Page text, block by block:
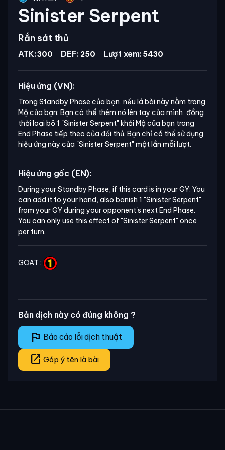
Sinister Serpent
Rắn sát thủ
ATK:300 DEF: 250 Lượt xem: 5430
Hiệu ứng (VN):
Trong Standby Phase của bạn, nếu lá bài này nằm trong
Mộ của bạn: Bạn có thể thêm nó lên tay của mình, đồng
thời loại bỏ 1 "Sinister Serpent"khỏi Mộ của bạn trong
End Phase tiếp theo của đối thủ. Bạn chỉ có thể sử dụng
hiệu ứng này của "Sinister Serpent"một lần mỗi lượt.
Hiệu ứng gốc (EN):
During your Standby Phase, if this card is in your GY: You
can add it to your hand, also banish 1 "Sinister Serpent"
from your GY during your opponent's next End Phase.
You can only use this effect of "Sinister Serpent" once
per turn.
GOAT :
Bản dịch này có đúng không ?
flag Báo cáo lỗi dịch thuật
open_in_new Góp ý tên là bài